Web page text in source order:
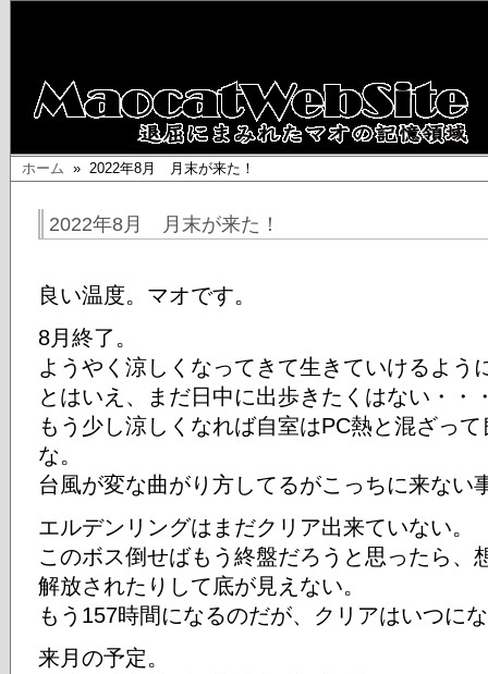
ホーム » 2022年8月 月末が来た！
2022年8月 月末が来た！
良い温度。マオです。
8月終了。
ようやく涼しくなってきて生きていけるよう
とはいえ、まだ日中に出歩きたくはない・・
もう少し涼しくなれば自室はPC熱と混ざっ
な。
台風が変な曲がり方してるがこっちに来ない
エルデンリングはまだクリア出来ていない。
このボス倒せばもう終盤だろうと思ったら、
解放されたりして底が見えない。
もう157時間になるのだが、クリアはいつに
来月の予定。